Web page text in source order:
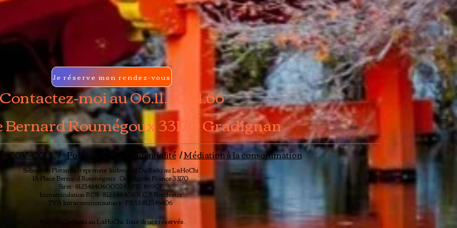
Contactez-moi au 06.11.30.71.66
Bernard Roumégoux 33170 Gradignan
Je réserve mon rendez-vous
CGV-CGU/Politique de Confidentialité/Médiation à la consommation
Sébastien PlétanEntrepreneur IndividuelDu Reiki au LaHoChi
1A Place Bernard Roumégoux , Gradignan France 33170
Siret : 81254640600024 APE : 8690F
Immatriculation RCS : 812 546 406 R.C.S Bordeaux
TVA Intracommunautaire : FR33 812546406
© 2020 Du Reiki au LaHoChi. Tous droits réservés.